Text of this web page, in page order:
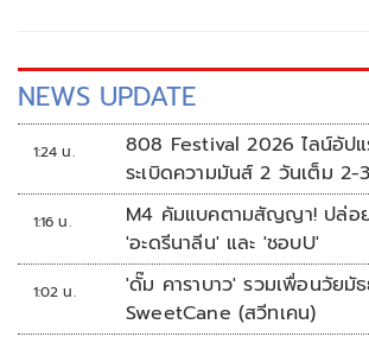
NEWS UPDATE
1:24 น.
808 Festival 2026 ไลน์อัป
ระเบิดความมันส์ 2 วันเต็ม 2-
1:16 น.
M4 คัมแบคตามสัญญา! ปล่อ
'อะดรีนาลีน' และ 'ชอบU'
1:02 น.
'ดั๊ม คาราบาว' รวมเพื่อนวัยมั
SweetCane (สวีทเคน)